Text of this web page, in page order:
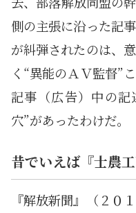
側の主張に沿った記
が糾弾されたのは、
く“異能のＡＶ監督”
記事（広告）中の
穴”があったわけだ。
昔でいえば『士農
『解放新聞』（２０